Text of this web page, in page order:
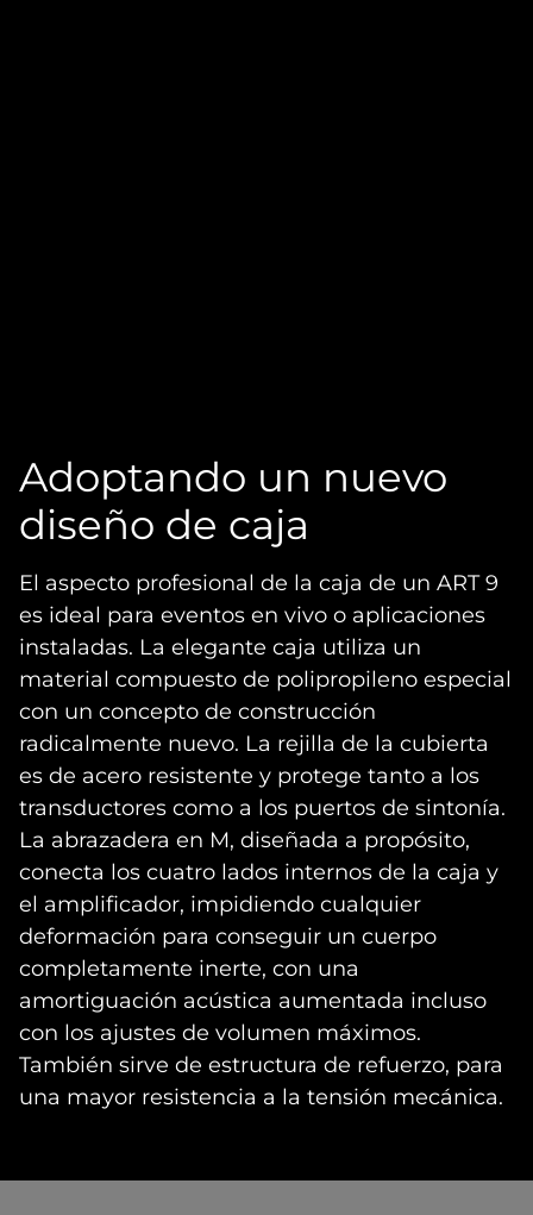
Adoptando un nuevo
diseño de caja
El aspecto profesional de la caja de un ART 9
es ideal para eventos en vivo o aplicaciones
instaladas. La elegante caja utiliza un
material compuesto de polipropileno especial
con un concepto de construcción
radicalmente nuevo. La rejilla de la cubierta
es de acero resistente y protege tanto a los
transductores como a los puertos de sintonía.
La abrazadera en M, diseñada a propósito,
conecta los cuatro lados internos de la caja y
el amplificador, impidiendo cualquier
deformación para conseguir un cuerpo
completamente inerte, con una
amortiguación acústica aumentada incluso
con los ajustes de volumen máximos.
También sirve de estructura de refuerzo, para
una mayor resistencia a la tensión mecánica.